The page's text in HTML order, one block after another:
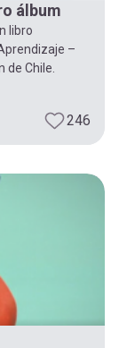
álbum
libro
–
de Chile.
246